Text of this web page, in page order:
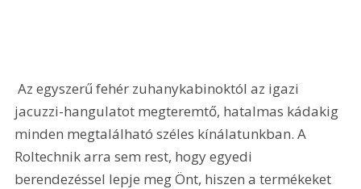
Az egyszerű fehér zuhanykabinoktól az igazi
jacuzzi-hangulatot megteremtő, hatalmas kádakig
minden megtalálható széles kínálatunkban. A
Roltechnik arra sem rest, hogy egyedi
berendezéssel lepje meg Önt, hiszen a termékeket